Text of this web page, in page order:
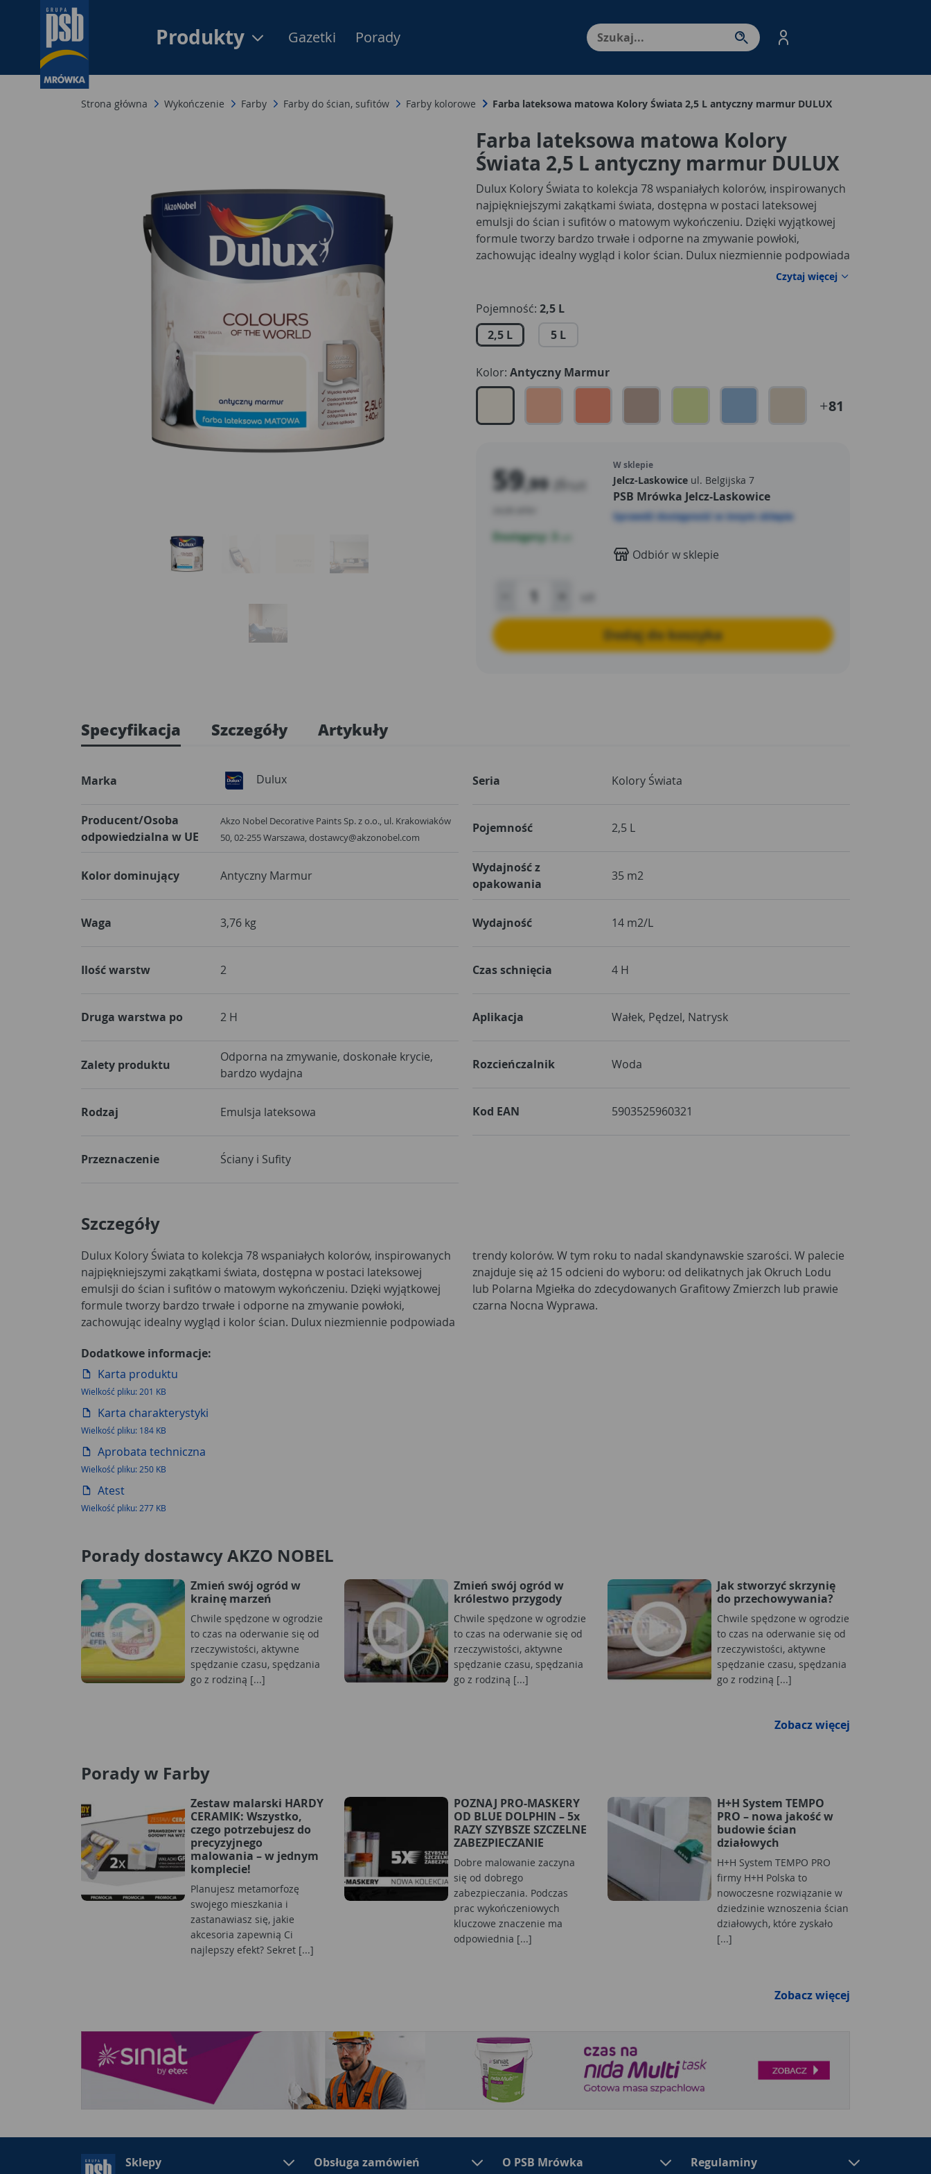
Produkty Menu Produktów, nawigacja: Enter - przejdź do strony produktów. Spacja – otwórz/
Gazetki Porady
Strona główna Wykończenie Farby Farby do ścian, sufitów Farby kolorowe Farba lateksowa matowa Kolory Świata 2,5 L antyczny marmur DULUX
Farba lateksowa matowa Kolory
Świata 2,5 L antyczny marmur DULUX
Dulux Kolory Świata to kolekcja 78 wspaniałych kolorów, inspirowanych
najpiękniejszymi zakątkami świata, dostępna w postaci lateksowej
emulsji do ścian i sufitów o matowym wykończeniu. Dzięki wyjątkowej
formule tworzy bardzo trwałe i odporne na zmywanie powłoki,
zachowując idealny wygląd i kolor ścian. Dulux niezmiennie podpowiada
trendy kolorów. W tym roku to nadal skandynawskie szarości. W palecie
lub Polarna Mgiełka do zdecydowanych Grafitowy Zmierzch lub prawie
czarna Nocna Wyprawa.
Czytaj więcej
Pojemność: 2,5 L
2,5 L
5 L
Kolor: Antyczny Marmur
81
59,99 zł /szt
Dostępny: 3
W sklepie
Jelcz-Laskowice ul. Belgijska 7
PSB Mrówka Jelcz-Laskowice
Sprawdź dostępność w innym sklepie
Odbiór w sklepie
Dodaj do koszyka
Specyfikacja Szczegóły Artykuły
Marka Dulux
Producent/Osoba
odpowiedzialna w UE
Akzo Nobel Decorative Paints Sp. z o.o., ul. Krakowiaków
50, 02-255 Warszawa, dostawcy@akzonobel.com
Kolor dominujący Antyczny Marmur
Waga 3,76 kg
Ilość warstw 2
Druga warstwa po 2 H
Zalety produktu
Odporna na zmywanie, doskonałe krycie,
bardzo wydajna
Rodzaj Emulsja lateksowa
Przeznaczenie Ściany i Sufity
Seria Kolory Świata
Pojemność 2,5 L
Wydajność z
opakowania
35 m2
Wydajność 14 m2/L
Czas schnięcia 4 H
Aplikacja Wałek, Pędzel, Natrysk
Rozcieńczalnik Woda
Kod EAN 5903525960321
Szczegóły
Dulux Kolory Świata to kolekcja 78 wspaniałych kolorów, inspirowanych
najpiękniejszymi zakątkami świata, dostępna w postaci lateksowej
emulsji do ścian i sufitów o matowym wykończeniu. Dzięki wyjątkowej
formule tworzy bardzo trwałe i odporne na zmywanie powłoki,
zachowując idealny wygląd i kolor ścian. Dulux niezmiennie podpowiada
trendy kolorów. W tym roku to nadal skandynawskie szarości. W palecie
znajduje się aż 15 odcieni do wyboru: od delikatnych jak Okruch Lodu
lub Polarna Mgiełka do zdecydowanych Grafitowy Zmierzch lub prawie
czarna Nocna Wyprawa.
Dodatkowe informacje:
Karta produktu
Wielkość pliku: 201 KB
Karta charakterystyki
Wielkość pliku: 184 KB
Aprobata techniczna
Wielkość pliku: 250 KB
Atest
Wielkość pliku: 277 KB
Porady dostawcy AKZO NOBEL
Zmień swój ogród w
krainę marzeń
Chwile spędzone w ogrodzie
to czas na oderwanie się od
rzeczywistości, aktywne
spędzanie czasu, spędzania
go z rodziną [...]
Zmień swój ogród w
królestwo przygody
Chwile spędzone w ogrodzie
to czas na oderwanie się od
rzeczywistości, aktywne
spędzanie czasu, spędzania
go z rodziną [...]
Jak stworzyć skrzynię
do przechowywania?
Chwile spędzone w ogrodzie
to czas na oderwanie się od
rzeczywistości, aktywne
spędzanie czasu, spędzania
go z rodziną [...]
Zobacz więcej
Porady w Farby
Zestaw malarski HARDY
CERAMIK: Wszystko,
czego potrzebujesz do
precyzyjnego
malowania – w jednym
komplecie!
Planujesz metamorfozę
swojego mieszkania i
zastanawiasz się, jakie
akcesoria zapewnią Ci
najlepszy efekt? Sekret [...]
POZNAJ PRO-MASKERY
OD BLUE DOLPHIN – 5x
RAZY SZYBSZE SZCZELNE
ZABEZPIECZANIE
Dobre malowanie zaczyna
się od dobrego
zabezpieczania. Podczas
prac wykończeniowych
kluczowe znaczenie ma
odpowiednia [...]
H+H System TEMPO
PRO – nowa jakość w
budowie ścian
działowych
H+H System TEMPO PRO
firmy H+H Polska to
nowoczesne rozwiązanie w
dziedzinie wznoszenia ścian
działowych, które zyskało
[...]
Zobacz więcej
Sklepy Obsługa zamówień O PSB Mrówka Regulaminy